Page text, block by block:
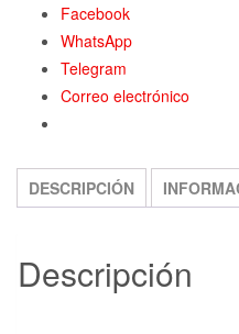
Facebook
WhatsApp
Telegram
Correo electrónico
DESCRIPCIÓN
Descripción